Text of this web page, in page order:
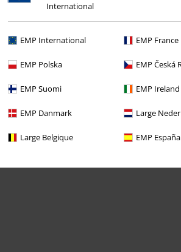
International
EMP International EMP France
EMP Polska EMP Česká
EMP Suomi EMP Ireland
EMP Danmark Large
Large Belgique EMP España